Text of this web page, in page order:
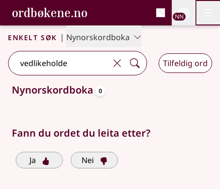
Gå til hovudinnhald
Tilgjenge
ordbøkene.no, Bokmålsordboka og
Bokmålsordboka og Nynorskordboka
NN
Enkelt søk | Nynorskordboka
Tilfeldig ord
Søkjeforslag tilgjengelege
Nynorskordboka 0
Fann du ordet du leita etter?
Ja Nei